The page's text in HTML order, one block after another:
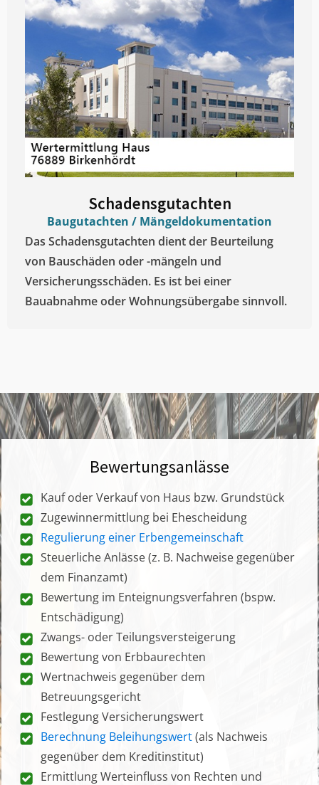
Schadensgutachten
Baugutachten / Mängeldokumentation
Das Schadensgutachten dient der Beurteilung
von Bauschäden oder -mängeln und
Versicherungsschäden. Es ist bei einer
Bauabnahme oder Wohnungsübergabe sinnvoll.
Bewertungsanlässe
Kauf oder Verkauf von Haus bzw. Grundstück
Zugewinnermittlung bei Ehescheidung
Regulierung einer Erbengemeinschaft
Steuerliche Anlässe (z. B. Nachweise gegenüber
dem Finanzamt)
Bewertung im Enteignungsverfahren (bspw.
Entschädigung)
Zwangs- oder Teilungsversteigerung
Bewertung von Erbbaurechten
Wertnachweis gegenüber dem
Betreuungsgericht
Festlegung Versicherungswert
Berechnung Beleihungswert(als Nachweis
gegenüber dem Kreditinstitut)
Ermittlung Werteinfluss von Rechten und